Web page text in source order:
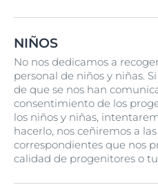
NIÑOS
No nos dedicamos a
personal de niños y niñas.
de que se nos han
consentimiento de los
los niños y niñas,
hacerlo, nos ceñiremos a
correspondientes que nos
calidad de progenitores o